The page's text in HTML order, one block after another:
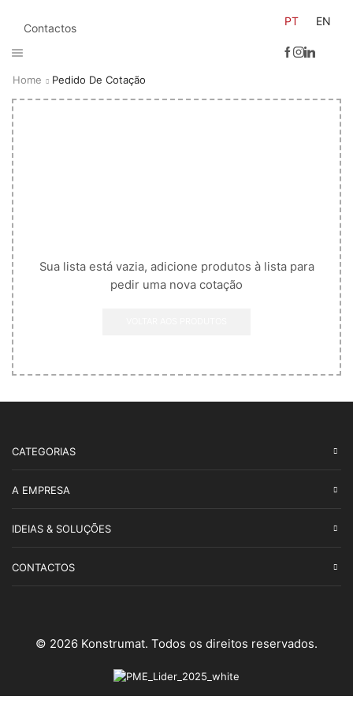
Contactos
PT EN
Home Pedido De Cotação
Sua lista está vazia, adicione produtos à lista para
pedir uma nova cotação
CATEGORIAS
A EMPRESA
IDEIAS & SOLUÇÕES
CONTACTOS
© 2026 Konstrumat. Todos os direitos reservados.